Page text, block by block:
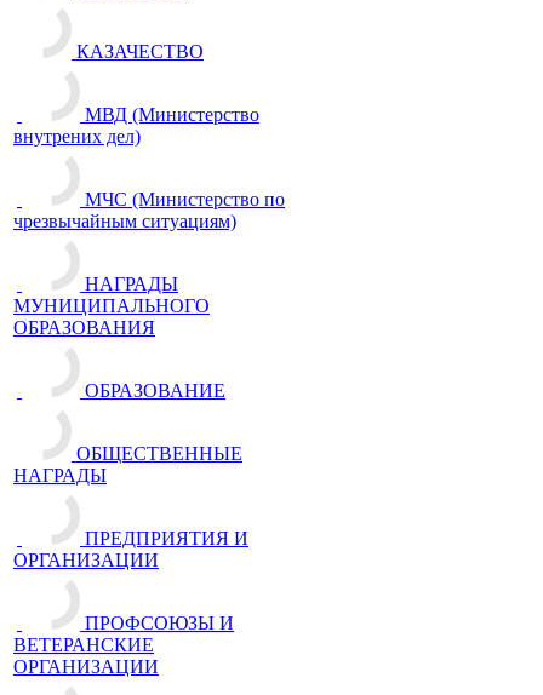
КАЗАЧЕСТВО
МВД (Министерство
внутрених дел)
МЧС (Министерство по
чрезвычайным ситуациям)
НАГРАДЫ
МУНИЦИПАЛЬНОГО
ОБРАЗОВАНИЯ
ОБРАЗОВАНИЕ
ОБЩЕСТВЕННЫЕ
НАГРАДЫ
ПРЕДПРИЯТИЯ И
ОРГАНИЗАЦИИ
ПРОФСОЮЗЫ И
ВЕТЕРАНСКИЕ
ОРГАНИЗАЦИИ